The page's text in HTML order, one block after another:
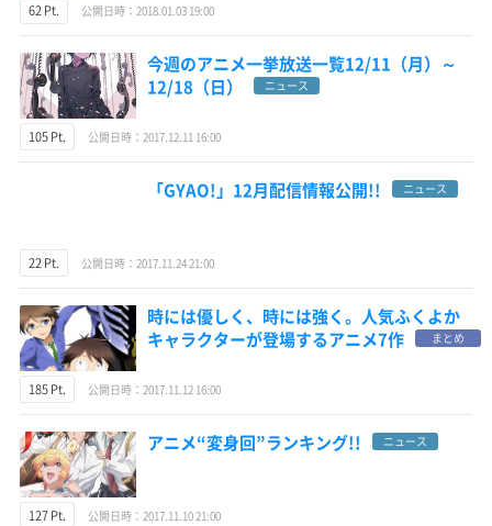
62 Pt. 公開日時：2018.01.03 19:00
今週のアニメ一挙放送一覧12/11（月）～
12/18（日）
ニュース
105 Pt. 公開日時：2017.12.11 16:00
「GYAO!」12月配信情報公開!! ニュース
22 Pt. 公開日時：2017.11.24 21:00
時には優しく、時には強く。人気ふくよか
キャラクターが登場するアニメ7作
まとめ
185 Pt. 公開日時：2017.11.12 16:00
アニメ“変身回”ランキング!! ニュース
127 Pt. 公開日時：2017.11.10 21:00